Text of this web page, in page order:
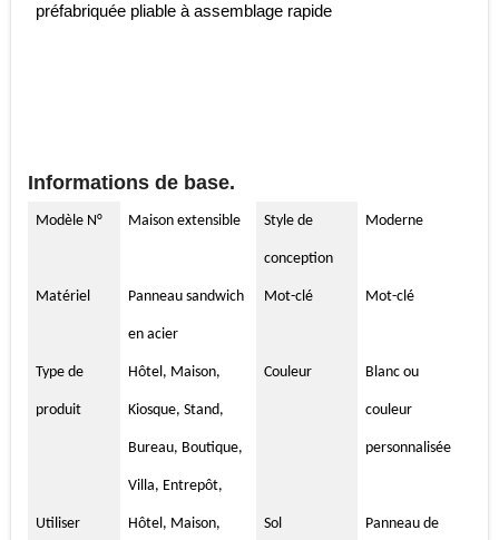
préfabriquée pliable à assemblage rapide
Informations de base.
Modèle N° Maison extensible Style de
conception
Moderne
Matériel Panneau sandwich
en acier
Mot-clé Mot-clé
Type de
produit
Hôtel, Maison,
Kiosque, Stand,
Bureau, Boutique,
Villa, Entrepôt,
Couleur Blanc ou
couleur
personnalisée
Utiliser Hôtel, Maison, Sol Panneau de